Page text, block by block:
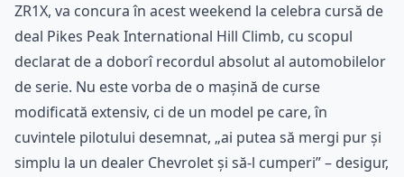
ZR1X, va concura în acest weekend la celebra cursă de
deal Pikes Peak International Hill Climb, cu scopul
declarat de a doborî recordul absolut al automobilelor
de serie. Nu este vorba de o mașină de curse
modificată extensiv, ci de un model pe care, în
cuvintele pilotului desemnat, „ai putea să mergi pur și
simplu la un dealer Chevrolet și să-l cumperi” – desigur,